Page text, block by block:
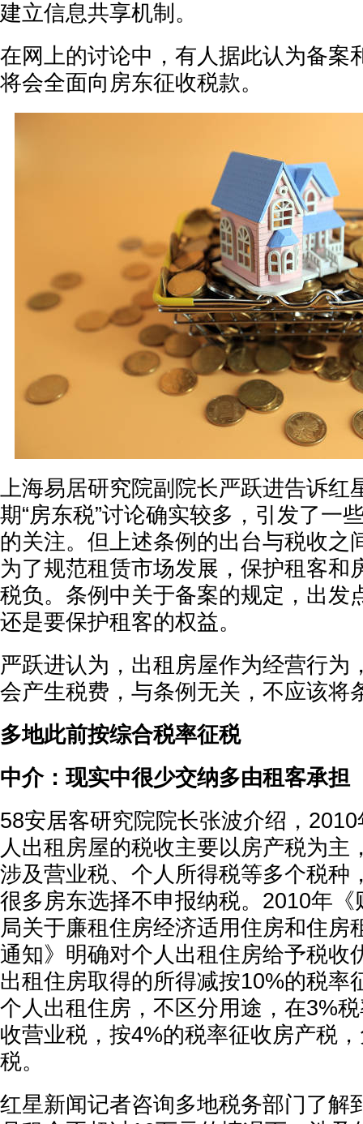
建立信息共享机制。
在网上的讨论中，有人据此认为备案
将会全面向房东征收税款。
上海易居研究院副院长严跃进告诉红
期“房东税”讨论确实较多，引发了一
的关注。但上述条例的出台与税收之
为了规范租赁市场发展，保护租客和
税负。条例中关于备案的规定，出发
还是要保护租客的权益。
严跃进认为，出租房屋作为经营行为
会产生税费，与条例无关，不应该将
多地此前按综合税率征税
中介：现实中很少交纳多由租客承担
58安居客研究院院长张波介绍，
人出租房屋的税收主要以房产税为主
涉及营业税、个人所得税等多个税种
很多房东选择不申报纳税。2010年
局关于廉租住房经济适用住房和住房
通知》明确对个人出租住房给予税收
出租住房取得的所得减按10%的税率
个人出租住房，不区分用途，在3%
收营业税，按4%的税率征收房产税
税。
红星新闻记者咨询多地税务部门了解